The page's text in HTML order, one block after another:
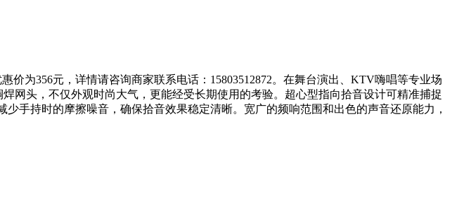
价为356元，详情请咨询商家联系电话：15803512872。在舞台演出、KTV嗨唱等专业场
网头，不仅外观时尚大气，更能经受长期使用的考验。超心型指向拾音设计可精准捕捉
手持时的摩擦噪音，确保拾音效果稳定清晰。宽广的频响范围和出色的声音还原能力，